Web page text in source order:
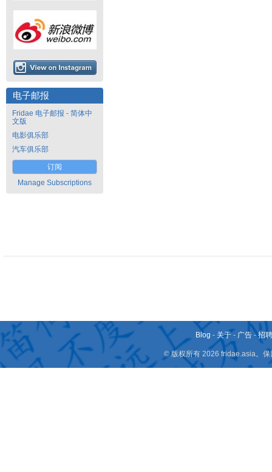
电子邮报
Fridae 电子邮报 - 简体中
文版
电影俱乐部
汽车俱乐部
订阅
Manage Subscriptions
Blog - 关于 - 广告 -招
© 版权所有 2026 fridae.asia。